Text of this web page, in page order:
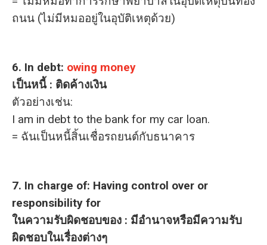
ถนน (ไม่มีหมออยู่ในอุบัติเหตุด้วย)
6. In debt: owing money
เป็นหนี้ : ติดค้างเงิน
ตัวอย่างเช่น:
I am in debt to the bank for my car loan.
= ฉันเป็นหนี้สิ้นเชื่อรถยนต์กับธนาคาร
7. In charge of: Having control over or
responsibility for
ในความรับผิดชอบของ : มีอำนาจหรือมีความรับ
ผิดชอบในเรื่องต่างๆ